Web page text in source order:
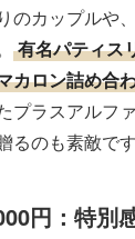
のカップルや
有名パティス
カロン詰め合
プラスアルフ
のも素敵です
円：特別